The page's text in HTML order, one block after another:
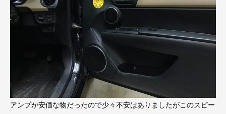
アンプが安価な物だったので少々不安はありましたがこのスピー